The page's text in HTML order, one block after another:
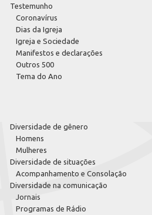
Testemunho
Coronavírus
Dias da Igreja
Igreja e Sociedade
Manifestos e declarações
Outros 500
Tema do Ano
Diversidade de gênero
Homens
Mulheres
Diversidade de situações
Acompanhamento e Consolação
Diversidade na comunicação
Jornais
Programas de Rádio